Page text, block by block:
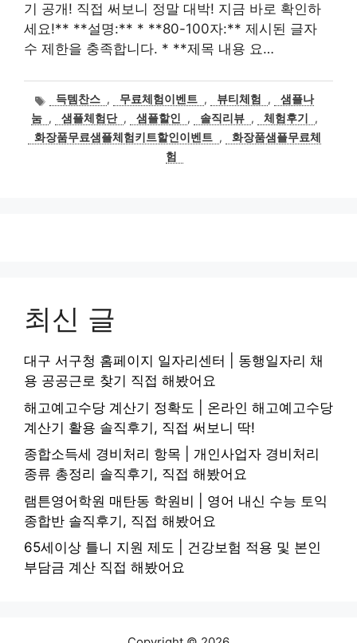
기 공개! 직접 써보니 정말 대박! 지금 바로 확인하
세요!** **설명:** * **80-100자:** 제시된 글자
수 제한을 충족합니다. * **제목 내용 요…
태득템찬스 , 무료체험이벤트 , 뷰티체험 ,
샘플나
눔 , 샘플체험단 , 샘플할인 , 솔직리뷰 , 체험후기
,
화장품무료샘플체험키트할인이벤트 ,
화장품샘플무료체
험
최신 글
대구 서구청 홈페이지 일자리센터 | 동행일자리 채
용 공공근로 찾기 직접 해봤어요
해고예고수당 계산기 정확도 | 온라인 해고예고수당
계산기 활용 솔직후기, 직접 써보니 딱!
종합소득세 경비처리 항목 | 개인사업자 경비처리
종류 총정리 솔직후기, 직접 해봤어요
램튼영어학원 매탄동 학원비 | 영어 내신 수능 토익
종합반 솔직후기, 직접 해봤어요
65세이상 틀니 지원 제도 | 건강보험 적용 및 본인
부담금 계산 직접 해봤어요